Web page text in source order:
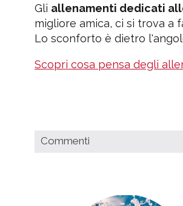
Gli allenamenti dedicati
migliore amica, ci si trova a
Lo sconforto è dietro
Scopri cosa pensa degli
Commenti